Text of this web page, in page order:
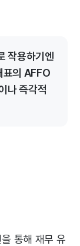
작용하기엔
표의 AFFO
나 즉각적
통해 재무 유